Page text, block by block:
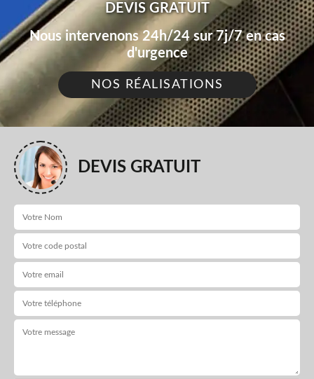
DEVIS GRATUIT
Nous intervenons 24h/24 sur 7j/7 en cas
d'urgence
NOS RÉALISATIONS
DEVIS GRATUIT